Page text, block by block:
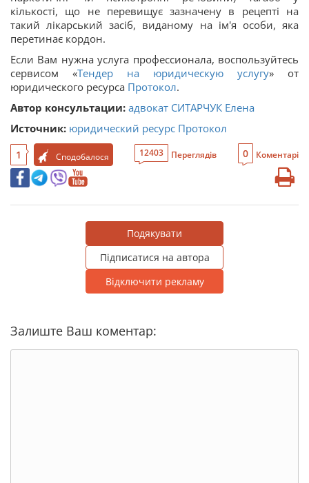
кількості, що не перевищує зазначену в рецепті на
такий лікарський засіб, виданому на ім'я особи, яка
перетинає кордон.
Если Вам нужна услуга профессионала, воспользуйтесь
сервисом «Тендер на юридическую услугу» от
юридического ресурса Протокол.
Автор консультации: адвокат СИТАРЧУК Елена
Источник: юридический ресурс Протокол
1 Сподобалося 12403 Переглядів 0 Коментарі
Подякувати
Підписатися на автора
Відключити рекламу
Залиште Ваш коментар: